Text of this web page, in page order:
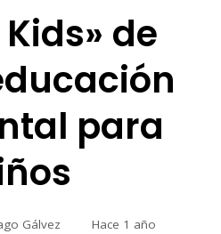
de
para
Gálvez
Hace 1 año